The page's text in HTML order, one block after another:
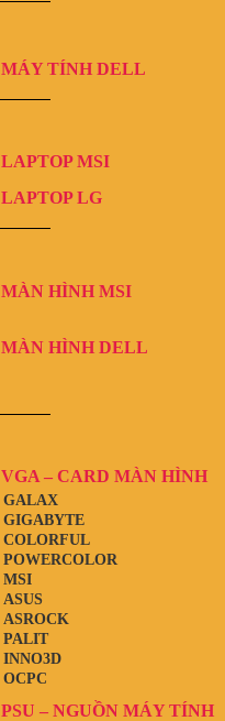
MÁY TÍNH DELL
LAPTOP MSI
LAPTOP LG
MÀN HÌNH MSI
MÀN HÌNH DELL
VGA – CARD MÀN HÌNH
OCPC
INNO3D
PALIT
ASROCK
ASUS
MSI
POWERCOLOR
COLORFUL
GIGABYTE
GALAX
PSU – NGUỒN MÁY TÍNH